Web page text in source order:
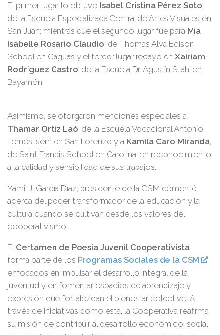
El primer lugar lo obtuvo Isabel Cristina Pérez Soto,
de la Escuela Especializada Central de Artes Visuales en
San Juan; mientras que el segundo lugar fue para Mía
Isabelle Rosario Claudio, de Thomas Alva Edison
School en Caguas y el tercer lugar recayó en Xairiam
Rodríguez Castro, de la Escuela Dr. Agustín Stahl en
Bayamón.
Asimismo, se otorgaron menciones especiales a
Thamar Ortiz Laó , de la Escuela Vocacional Antonio
Fernós Isérn en San Lorenzo y a Kamila Caro Miranda
de Saint Francis School en Carolina, en reconocimiento
a la calidad y sensibilidad de sus trabajos.
Yamil J. García Díaz, presidente de la CSM comentó
acerca del poder transformador de la educación y la
cultura cuando se cultivan desde los valores del
cooperativismo.
El Certamen de Poesía Juvenil Cooperativista
forma parte de los Programas Sociales de la CSM
,
enfocados en impulsar el desarrollo integral de la
juventud y en fomentar espacios de aprendizaje y
expresión que fortalezcan el bienestar colectivo. A
través de iniciativas como esta, la Cooperativa reafirma
su misión de contribuir al desarrollo económico, social